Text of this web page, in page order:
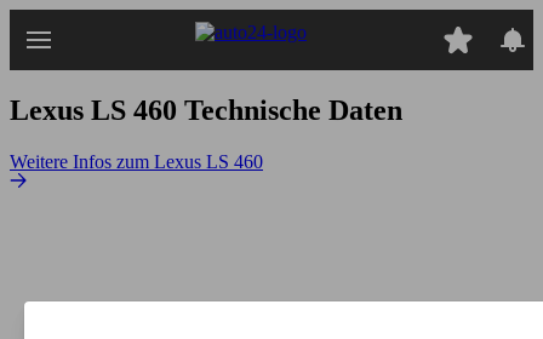
Hauptinhalt
Lexus LS 460 Technische Daten
Weitere Infos zum Lexus LS 460